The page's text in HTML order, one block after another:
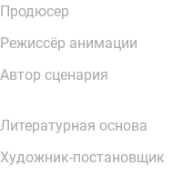
Продюсер
Режиссёр анимации
Автор сценария
Литературная основа
Художник-постановщик